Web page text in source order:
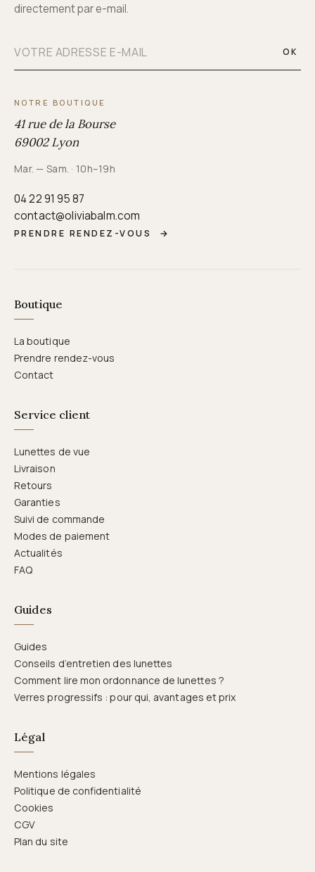
directement par e-mail.
OK
NOTRE BOUTIQUE
41 rue de la Bourse
69002 Lyon
Mar. — Sam. · 10h–19h
04 22 91 95 87
contact@oliviabalm.com
PRENDRE RENDEZ-VOUS →
Boutique
La boutique
Prendre rendez-vous
Contact
Service client
Lunettes de vue
Livraison
Retours
Garanties
Suivi de commande
Modes de paiement
Actualités
FAQ
Guides
Guides
Conseils d’entretien des lunettes
Comment lire mon ordonnance de lunettes ?
Verres progressifs : pour qui, avantages et prix
Légal
Mentions légales
Politique de confidentialité
Cookies
CGV
Plan du site